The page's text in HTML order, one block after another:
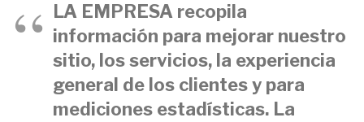
LA EMPRESA recopila
información para mejorar nuestro
sitio, los servicios, la experiencia
general de los clientes y para
mediciones estadísticas. La